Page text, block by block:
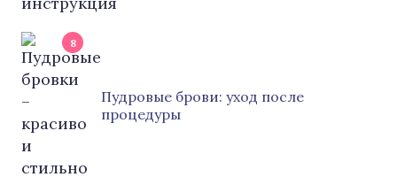
8
Пудровые брови: уход после
процедуры